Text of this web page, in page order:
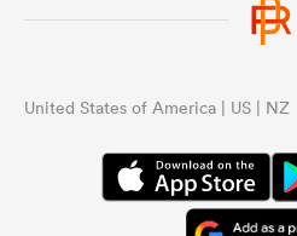
United States of America | US | NZ